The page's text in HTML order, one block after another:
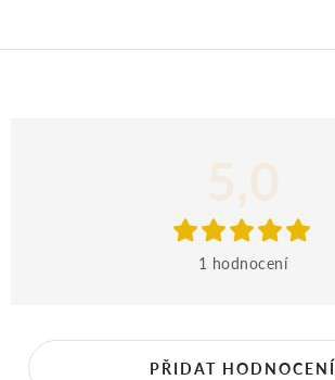
1 hodnocení
PŘIDAT HODNOCENÍ